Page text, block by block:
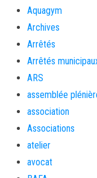
Aquagym
Archives
Arrêtés
Arrêtés
ARS
assemblée
association
Associations
atelier
avocat